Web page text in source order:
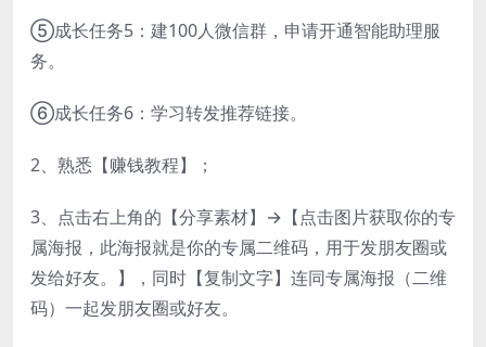
⑤成长任务5：建100人微信群，申请开通智能助理服
务。
⑥成长任务6：学习转发推荐链接。
2、熟悉【赚钱教程】；
3、点击右上角的【分享素材】→【点击图片获取你的专
属海报，此海报就是你的专属二维码，用于发朋友圈或
发给好友。】，同时【复制文字】连同专属海报（二维
码）一起发朋友圈或好友。